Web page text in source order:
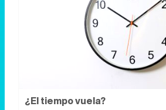
¿El tiempo vuela?